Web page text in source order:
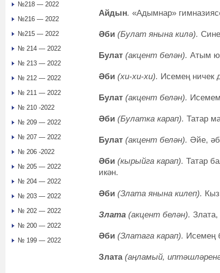
Айдын. «Адымнар»
Әби (Булат янына килә).
Булат (акцент белән). Атым
Әби (хи-хи-хи). Исемең ничек
Булат (акцент белән).
Әби (Булатка карап). Татар
Булат (акцент белән). Әйе,
Әби (кырыйга карап). Татар
икән.
Әби (Злата янына килеп).
Злата (акцент белән).
Әби (Златага карап). Исемең
Злата(аңламый,
№218 — 2022
№216 — 2022
№215 — 2022
№ 214 — 2022
№ 213 — 2022
№ 212 — 2022
№ 211 — 2022
№ 210 -2022
№ 209 — 2022
№ 207 — 2022
№ 206 -2022
№ 205 — 2022
№ 204 — 2022
№ 203 — 2022
№ 202 — 2022
№ 200 — 2022
№ 199 — 2022